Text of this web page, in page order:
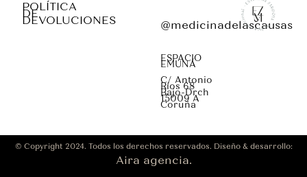
POLÍTICA
DE
DEVOLUCIONES @medicinadelascausas
ESPACIO
EMUNÁ
C/ Antonio
Ríos 68
Bajo-Drch
15009 A
Coruña
© Copyright 2024. Todos los derechos reservados. Diseño & desarrollo:
Aira agencia.